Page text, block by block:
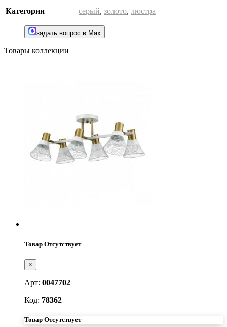
Категории серый, золото, люстра
задать вопрос в Max
Товары коллекции
Товар Отсутствует
×
Арт: 0047702
Код: 78362
Товар Отсутствует